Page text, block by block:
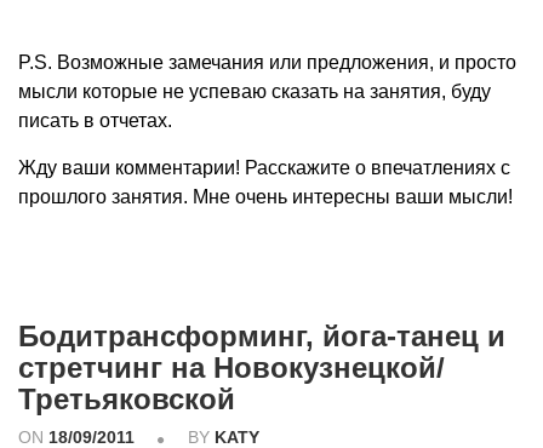
P.S. Возможные замечания или предложения, и просто
мысли которые не успеваю сказать на занятия, буду
писать в отчетах.
Жду ваши комментарии! Расскажите о впечатлениях с
прошлого занятия. Мне очень интересны ваши мысли!
Бодитрансформинг, йога-танец и
стретчинг на Новокузнецкой/
Третьяковской
ON 18/09/2011 BY KATY